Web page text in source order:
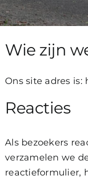
Wie zijn
Ons site adres
Reacties
Als bezoekers
verzamelen we
reactieformulier,